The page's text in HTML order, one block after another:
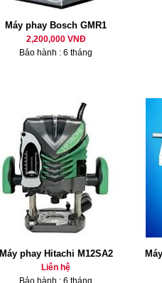
Máy phay Bosch GMR1
2,200,000 VNĐ
Bảo hành : 6 tháng
Máy phay Hitachi M12SA2
Liên hệ
Bảo hành : 6 tháng